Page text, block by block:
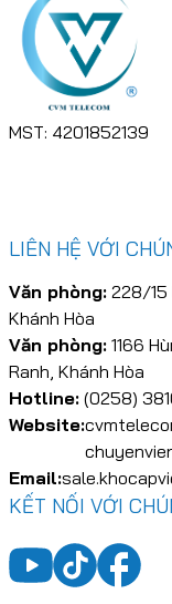
MST: 4201852139
LIÊN HỆ VỚI
Văn phòng: 228/15
Khánh Hòa
Văn phòng: 1166
Ranh, Khánh Hòa
Hotline: (0258)
Website:
Email:
KẾT NỐI VỚI